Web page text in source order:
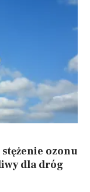
ozonu
dla dróg